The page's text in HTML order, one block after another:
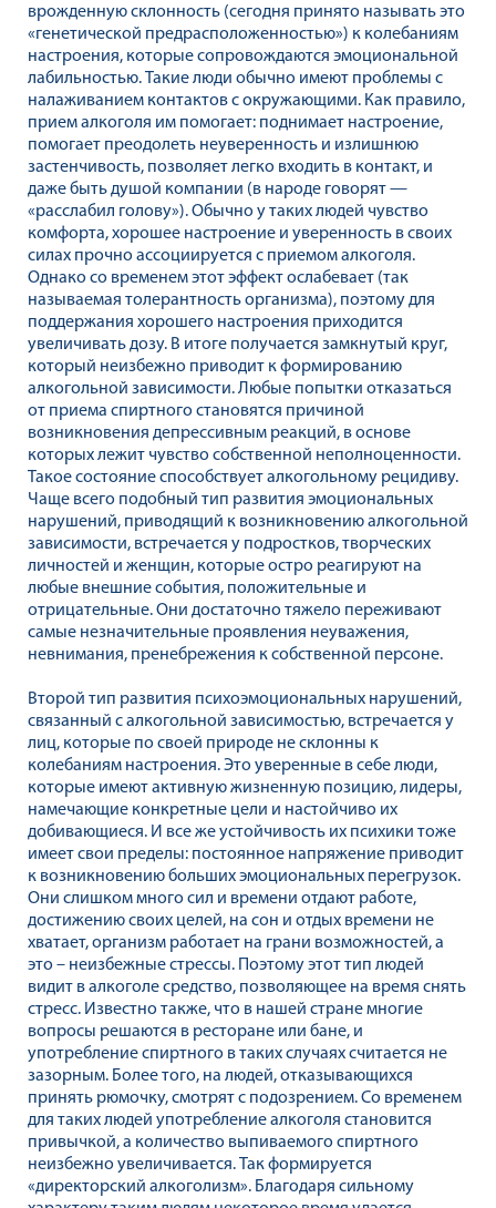
врожденную склонность (сегодня принято называть это
«генетической предрасположенностью») к колебаниям
настроения, которые сопровождаются эмоциональной
лабильностью. Такие люди обычно имеют проблемы с
налаживанием контактов с окружающими. Как правило,
прием алкоголя им помогает: поднимает настроение,
помогает преодолеть неуверенность и излишнюю
застенчивость, позволяет легко входить в контакт, и
даже быть душой компании (в народе говорят —
«расслабил голову»). Обычно у таких людей чувство
комфорта, хорошее настроение и уверенность в своих
силах прочно ассоциируется с приемом алкоголя.
Однако со временем этот эффект ослабевает (так
называемая толерантность организма), поэтому для
поддержания хорошего настроения приходится
увеличивать дозу. В итоге получается замкнутый круг,
который неизбежно приводит к формированию
алкогольной зависимости. Любые попытки отказаться
от приема спиртного становятся причиной
возникновения депрессивным реакций, в основе
которых лежит чувство собственной неполноценности.
Такое состояние способствует алкогольному рецидиву.
Чаще всего подобный тип развития эмоциональных
нарушений, приводящий к возникновению алкогольной
зависимости, встречается у подростков, творческих
личностей и женщин, которые остро реагируют на
любые внешние события, положительные и
отрицательные. Они достаточно тяжело переживают
самые незначительные проявления неуважения,
невнимания, пренебрежения к собственной персоне.
Второй тип развития психоэмоциональных нарушений,
связанный с алкогольной зависимостью, встречается у
лиц, которые по своей природе не склонны к
колебаниям настроения. Это уверенные в себе люди,
которые имеют активную жизненную позицию, лидеры,
намечающие конкретные цели и настойчиво их
добивающиеся. И все же устойчивость их психики тоже
имеет свои пределы: постоянное напряжение приводит
к возникновению больших эмоциональных перегрузок.
Они слишком много сил и времени отдают работе,
достижению своих целей, на сон и отдых времени не
хватает, организм работает на грани возможностей, а
это – неизбежные стрессы. Поэтому этот тип людей
видит в алкоголе средство, позволяющее на время снять
стресс. Известно также, что в нашей стране многие
вопросы решаются в ресторане или бане, и
употребление спиртного в таких случаях считается не
зазорным. Более того, на людей, отказывающихся
принять рюмочку, смотрят с подозрением. Со временем
для таких людей употребление алкоголя становится
привычкой, а количество выпиваемого спиртного
неизбежно увеличивается. Так формируется
«директорский алкоголизм». Благодаря сильному